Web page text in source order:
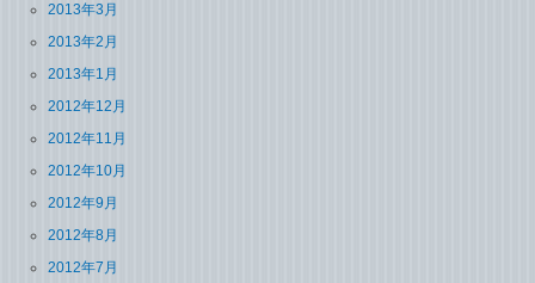
2013年3月
2013年2月
2013年1月
2012年12月
2012年11月
2012年10月
2012年9月
2012年8月
2012年7月